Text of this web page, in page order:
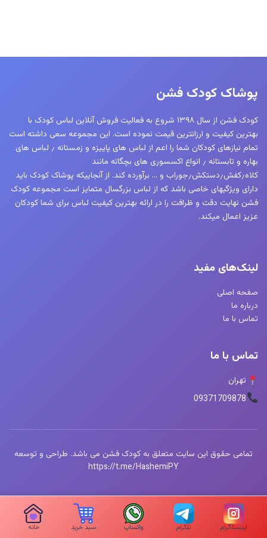
پوشاک کودک فشن
کودک فشن از سال ۱۳۹۸ شروع به فعالیت فروش آنلاین لباس کودک با
بهترین کیفیت و ارزانترین قیمت نموده است. این مجموعه سعی داشته است
تمام نیازهای کودکان شما را اعم از لباس های پاییزه و زمستانه ٫ لباس های
بهاره و تابستانه ٫ انواع اکسسوری های بچگانه مانند
کلاه٫کفش٫دستکش٫جوراب و … برآورده کند. از آنجاییکه پوشاک کودک باید
دارای ویژگیهای خاصی باشد که از لباس بزرگسال متمایز است مجموعه کودک
فشن نهایت دقت و ظرافت را در ارائه بهترین کیفیت لباس برای شما کودکان
عزیز اعمال میکند.
لینک‌های مفید
صفحه اصلی
درباره ما
تماس با ما
تماس با ما
تهران
09371709878
تمامی حقوق این سایت متعلق به کودک فشن می باشد. طراحی و توسعه
https://t.me/HashemiPY
اینستاگرام تلگرام واتساپ سبد خرید خانه